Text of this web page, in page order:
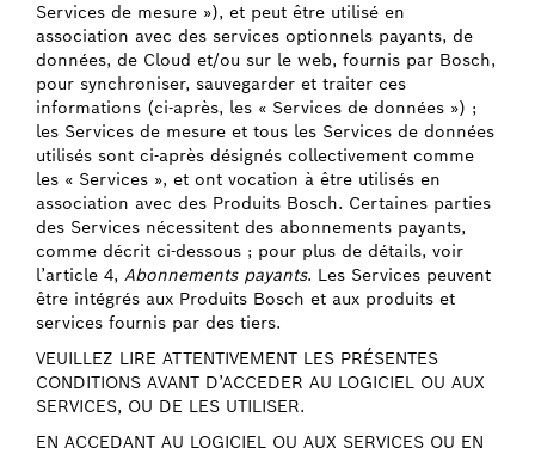
Services de mesure »), et peut être utilisé en
association avec des services optionnels payants, de
données, de Cloud et/ou sur le web, fournis par Bosch,
pour synchroniser, sauvegarder et traiter ces
informations (ci-après, les « Services de données ») ;
les Services de mesure et tous les Services de données
utilisés sont ci-après désignés collectivement comme
les « Services », et ont vocation à être utilisés en
association avec des Produits Bosch. Certaines parties
des Services nécessitent des abonnements payants,
comme décrit ci-dessous ; pour plus de détails, voir
l’article 4, Abonnements payants. Les Services peuvent
être intégrés aux Produits Bosch et aux produits et
services fournis par des tiers.
VEUILLEZ LIRE ATTENTIVEMENT LES PRÉSENTES
CONDITIONS AVANT D’ACCEDER AU LOGICIEL OU AUX
SERVICES, OU DE LES UTILISER.
EN ACCEDANT AU LOGICIEL OU AUX SERVICES OU EN